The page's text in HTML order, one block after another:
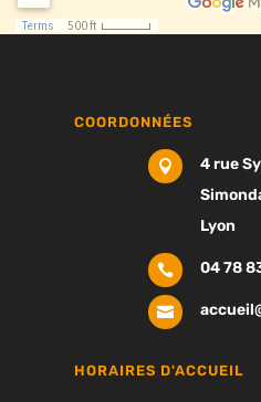
COORDONNÉES

4 rue
Lyon
 04 78

HORAIRES D'ACCUEIL